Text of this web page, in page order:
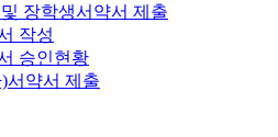
장학생서약서 제출
작성
승인현황
서약서 제출